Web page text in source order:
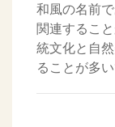
和風の名前
関連するこ
統文化と自
ることが多い